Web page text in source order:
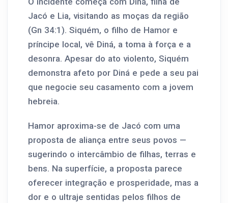
Jacó e Lia, visitando as moças da região
(Gn 34:1). Siquém, o filho de Hamor e
príncipe local, vê Diná, a toma à força e a
desonra. Apesar do ato violento, Siquém
demonstra afeto por Diná e pede a seu pai
que negocie seu casamento com a jovem
hebreia.
Hamor aproxima-se de Jacó com uma
proposta de aliança entre seus povos —
sugerindo o intercâmbio de filhas, terras e
bens. Na superfície, a proposta parece
oferecer integração e prosperidade, mas a
dor e o ultraje sentidas pelos filhos de